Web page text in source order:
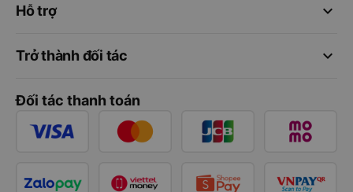
keyboard_arrow_down
Hỗ trợ
keyboard_arrow_down
Trở thành đối tác
Đối tác thanh toán